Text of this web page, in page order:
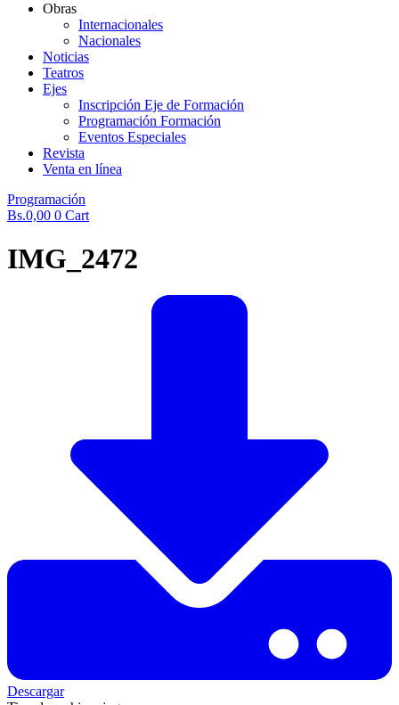
Obras
Internacionales
Nacionales
Noticias
Teatros
Ejes
Inscripción Eje de Formación
Programación Formación
Eventos Especiales
Revista
Venta en línea
Programación
Bs.0,00 0 Cart
IMG_2472
Descargar